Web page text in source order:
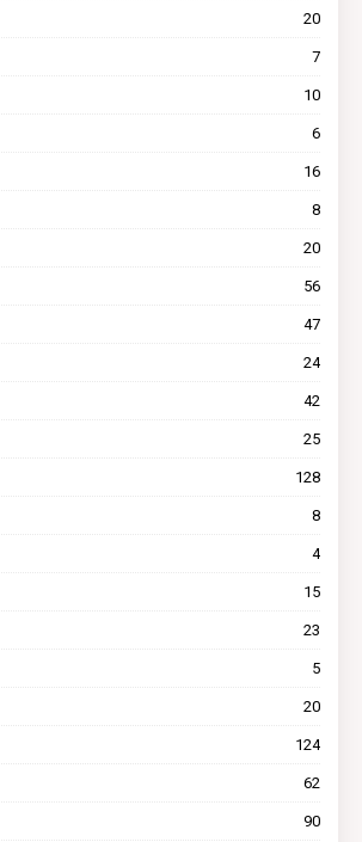
20
7
10
6
16
8
20
56
47
24
42
25
128
8
4
15
23
5
20
124
62
90